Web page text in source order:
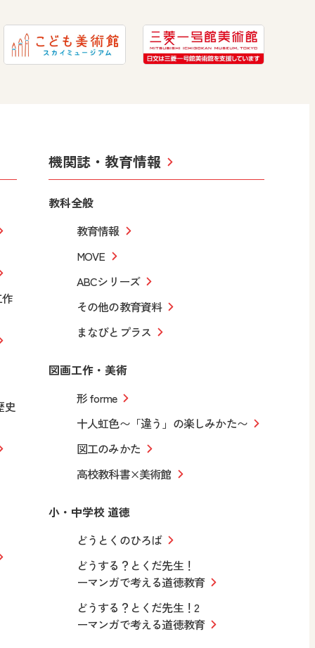
史
機関誌・教育情報
教科全般
教育情報
MOVE
ABCシリーズ
その他の教育資料
まなびとプラス
図画工作・美術
形 forme
十人虹色〜「違う」の楽しみかた〜
図工のみかた
高校教科書×美術館
小・中学校 道徳
どうとくのひろば
どうする？とくだ先生！
ーマンガで考える道徳教育
どうする？とくだ先生！2
ーマンガで考える道徳教育